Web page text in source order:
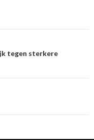
tegen sterkere